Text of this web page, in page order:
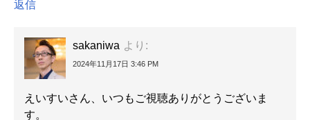
返信
sakaniwa より:
2024年11月17日 3:46 PM
えいすいさん、いつもご視聴ありがとうございま
す。